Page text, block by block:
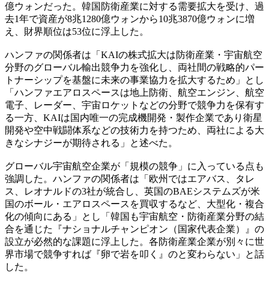
億ウォンだった。韓国防衛産業に対する需要拡大を受け、過
去1年で資産が8兆1280億ウォンから10兆3870億ウォンに増
え、財界順位は53位に浮上した。
ハンファの関係者は「KAIの株式拡大は防衛産業・宇宙航空
分野のグローバル輸出競争力を強化し、両社間の戦略的パー
トナーシップを基盤に未来の事業協力を拡大するため」とし
「ハンファエアロスペースは地上防衛、航空エンジン、航空
電子、レーダー、宇宙ロケットなどの分野で競争力を保有す
る一方、KAIは国内唯一の完成機開発・製作企業であり衛星
開発や空中戦闘体系などの技術力を持つため、両社による大
きなシナジーが期待される」と述べた。
グローバル宇宙航空企業が「規模の競争」に入っている点も
強調した。ハンファの関係者は「欧州ではエアバス、タレ
ス、レオナルドの3社が統合し、英国のBAEシステムズが米
国のボール・エアロスペースを買収するなど、大型化・複合
化の傾向にある」とし「韓国も宇宙航空・防衛産業分野の結
合を通じた『ナショナルチャンピオン（国家代表企業）』の
設立が必然的な課題に浮上した。各防衛産業企業が別々に世
界市場で競争すれば『卵で岩を叩く』のと変わらない」と話
した。